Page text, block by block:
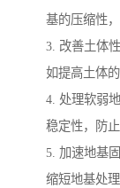
基的压缩性
3. 改善土体
如提高土体
4. 处理软弱
稳定性，防
5. 加速地基
缩短地基处理